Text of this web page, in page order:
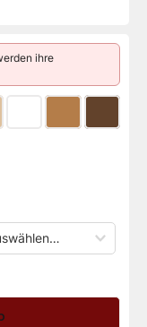
ihre